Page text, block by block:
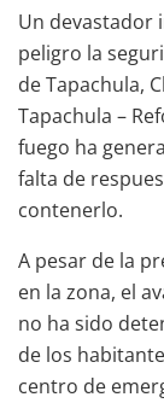
Un devastador
peligro la
de Tapachula,
Tapachula –
fuego ha
falta de
contenerlo.
A pesar de la
en la zona, el
no ha sido
de los
centro de